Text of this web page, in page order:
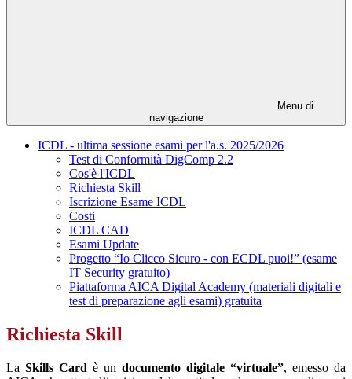
Menu di
navigazione
ICDL - ultima sessione esami per l'a.s. 2025/2026
Test di Conformità DigComp 2.2
Cos'è l'ICDL
Richiesta Skill
Iscrizione Esame ICDL
Costi
ICDL CAD
Esami Update
Progetto “Io Clicco Sicuro - con ECDL puoi!” (esame
IT Security gratuito)
Piattaforma AICA Digital Academy (materiali digitali e
test di preparazione agli esami) gratuita
Richiesta Skill
La Skills Card è un documento digitale “virtuale”, emesso da